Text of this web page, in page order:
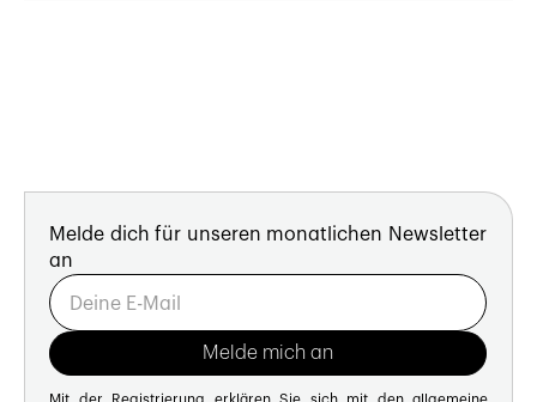
Melde dich für unseren monatlichen Newsletter
an